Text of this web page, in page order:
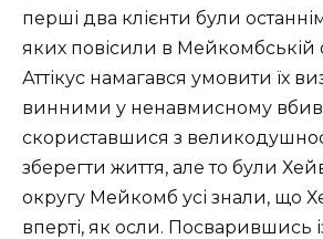
перші два клієнти були
яких повісили в Мейкомбській
Аттікус намагався умовити їх
винними у ненавмисному
скориставшися з
зберегти життя, але то були
округу Мейкомб усі знали, що
вперті, як осли. Посварившись